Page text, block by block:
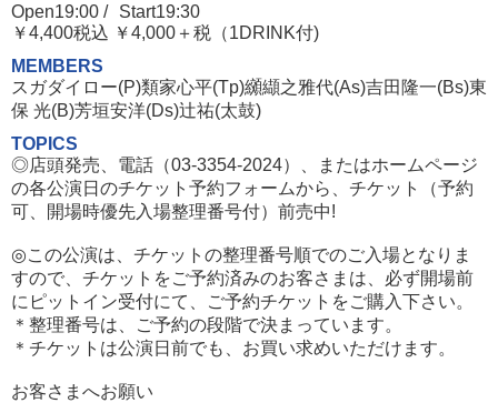
Open19:00 /
Start19:30
￥4,400税込 ￥4,000＋税（1DRINK付)
MEMBERS
スガダイロー(P)類家心平(Tp)纐纈之雅代(As)吉田隆一(Bs)東
保 光(B)芳垣安洋(Ds)辻祐(太鼓)
TOPICS
◎店頭発売、電話（03-3354-2024）、またはホームページ
の各公演日のチケット予約フォームから、チケット（予約
可、開場時優先入場整理番号付）前売中!
◎この公演は、チケットの整理番号順でのご入場となりま
すので、チケットをご予約済みのお客さまは、必ず開場前
にピットイン受付にて、ご予約チケットをご購入下さい。
＊整理番号は、ご予約の段階で決まっています。
＊チケットは公演日前でも、お買い求めいただけます。
お客さまへお願い